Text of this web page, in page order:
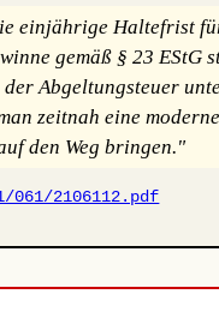
einjährige Haltefrist
gemäß § 23 EStG
Abgeltungsteuer
zeitnah eine
den Weg bringen."
2106112.pdf